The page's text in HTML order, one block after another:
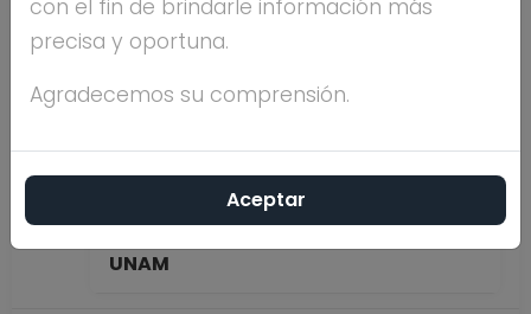
BARAJAS
estudios
Antigüedad
UNAM
con el fin de brindarle información más
precisa y oportuna.
Agradecemos su comprensión.
Aceptar